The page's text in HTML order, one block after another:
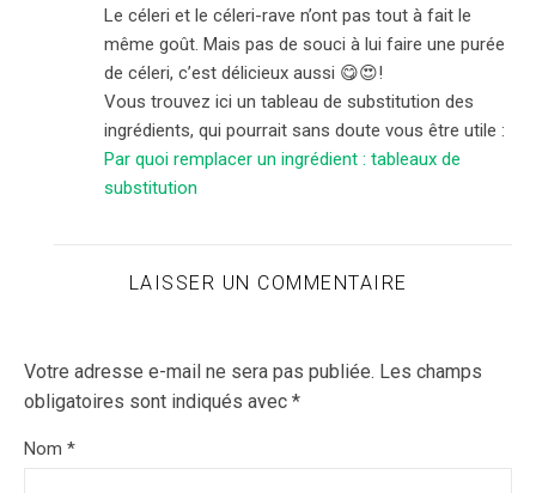
Le céleri et le céleri-rave n’ont pas tout à fait le
même goût. Mais pas de souci à lui faire une purée
de céleri, c’est délicieux aussi 😋😍!
Vous trouvez ici un tableau de substitution des
ingrédients, qui pourrait sans doute vous être utile :
Par quoi remplacer un ingrédient : tableaux de
substitution
LAISSER UN COMMENTAIRE
Votre adresse e-mail ne sera pas publiée. Les champs
obligatoires sont indiqués avec *
Nom *